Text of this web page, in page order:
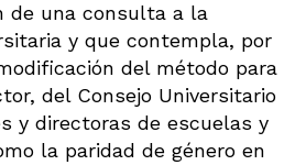
de una consulta a la
y que contempla, por
del método para
del Consejo Universitario
y directoras de escuelas y
la paridad de género en